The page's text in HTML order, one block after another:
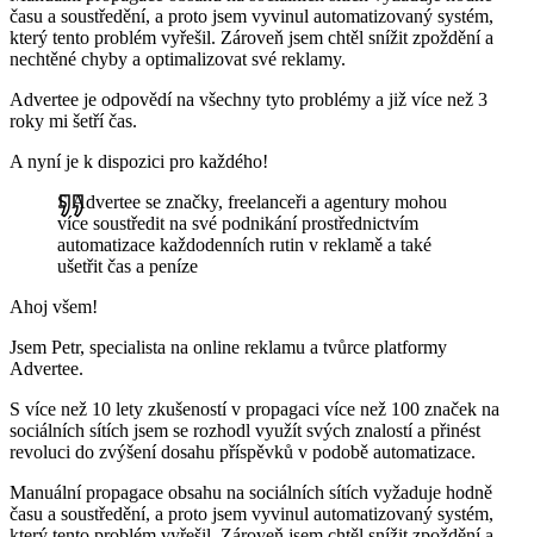
času a soustředění, a proto jsem vyvinul automatizovaný systém,
který tento problém vyřešil. Zároveň jsem chtěl snížit zpoždění a
nechtěné chyby a optimalizovat své reklamy.
Advertee je odpovědí na všechny tyto problémy a již více než 3
roky mi šetří čas.
A nyní je k dispozici pro každého!
S Advertee se značky, freelanceři a agentury mohou
více soustředit na své podnikání prostřednictvím
automatizace každodenních rutin v reklamě a také
ušetřit čas a peníze
Ahoj všem!
Jsem Petr, specialista na online reklamu a tvůrce platformy
Advertee.
S více než 10 lety zkušeností v propagaci více než 100 značek na
sociálních sítích jsem se rozhodl využít svých znalostí a přinést
revoluci do zvýšení dosahu příspěvků v podobě automatizace.
Manuální propagace obsahu na sociálních sítích vyžaduje hodně
času a soustředění, a proto jsem vyvinul automatizovaný systém,